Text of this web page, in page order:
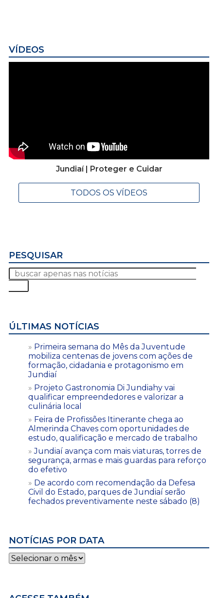
VÍDEOS
Jundiaí | Proteger e Cuidar
TODOS OS VÍDEOS
PESQUISAR
ÚLTIMAS NOTÍCIAS
Primeira semana do Mês da Juventude
mobiliza centenas de jovens com ações de
formação, cidadania e protagonismo em
Jundiaí
Projeto Gastronomia Di Jundiahy vai
qualificar empreendedores e valorizar a
culinária local
Feira de Profissões Itinerante chega ao
Almerinda Chaves com oportunidades de
estudo, qualificação e mercado de trabalho
Jundiaí avança com mais viaturas, torres de
segurança, armas e mais guardas para reforço
do efetivo
De acordo com recomendação da Defesa
Civil do Estado, parques de Jundiaí serão
fechados preventivamente neste sábado (8)
NOTÍCIAS POR DATA
Notícias
por